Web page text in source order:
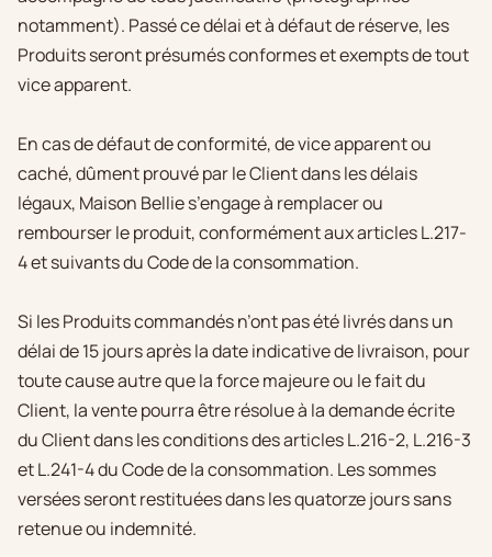
notamment). Passé ce délai et à défaut de réserve, les
Produits seront présumés conformes et exempts de tout
vice apparent.
En cas de défaut de conformité, de vice apparent ou
caché, dûment prouvé par le Client dans les délais
légaux, Maison Bellie s’engage à remplacer ou
rembourser le produit, conformément aux articles L.217-
4 et suivants du Code de la consommation.
Si les Produits commandés n’ont pas été livrés dans un
délai de 15 jours après la date indicative de livraison, pour
toute cause autre que la force majeure ou le fait du
Client, la vente pourra être résolue à la demande écrite
du Client dans les conditions des articles L.216-2, L.216-3
et L.241-4 du Code de la consommation. Les sommes
versées seront restituées dans les quatorze jours sans
retenue ou indemnité.